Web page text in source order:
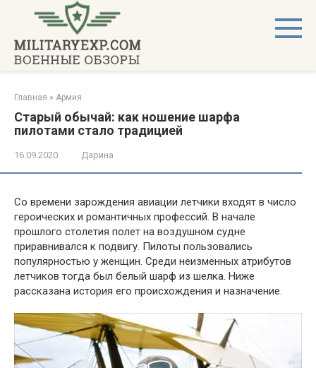
контенту
Главная » Армия
Старый обычай: как ношение шарфа
пилотами стало традицией
16.09.2020 Дарина
Со времени зарождения авиации летчики входят в число
героических и романтичных профессий. В начале
прошлого столетия полет на воздушном судне
приравнивался к подвигу. Пилоты пользовались
популярностью у женщин. Среди неизменных атрибутов
летчиков тогда был белый шарф из шелка. Ниже
рассказана история его происхождения и назначение.